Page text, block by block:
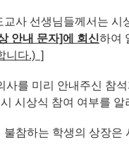
사 선생님들께서는 시
안내 문자]에 회신하여
니다.) ]
를 미리 안내주신 참
시상식 참여 여부를 알
참하는 학생의 상장은